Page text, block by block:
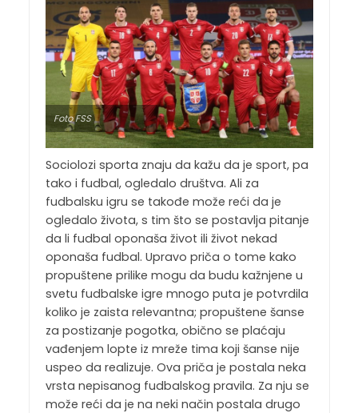
Foto FSS
Sociolozi sporta znaju da kažu da je sport, pa
tako i fudbal, ogledalo društva. Ali za
fudbalsku igru se takođe može reći da je
ogledalo života, s tim što se postavlja pitanje
da li fudbal oponaša život ili život nekad
oponaša fudbal. Upravo priča o tome kako
propuštene prilike mogu da budu kažnjene u
svetu fudbalske igre mnogo puta je potvrdila
koliko je zaista relevantna; propuštene šanse
za postizanje pogotka, obično se plaćaju
vađenjem lopte iz mreže tima koji šanse nije
uspeo da realizuje. Ova priča je postala neka
vrsta nepisanog fudbalskog pravila. Za nju se
može reći da je na neki način postala drugo